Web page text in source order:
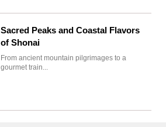
Sacred Peaks and Coastal Flavors
of Shonai
From ancient mountain pilgrimages to a
gourmet train...